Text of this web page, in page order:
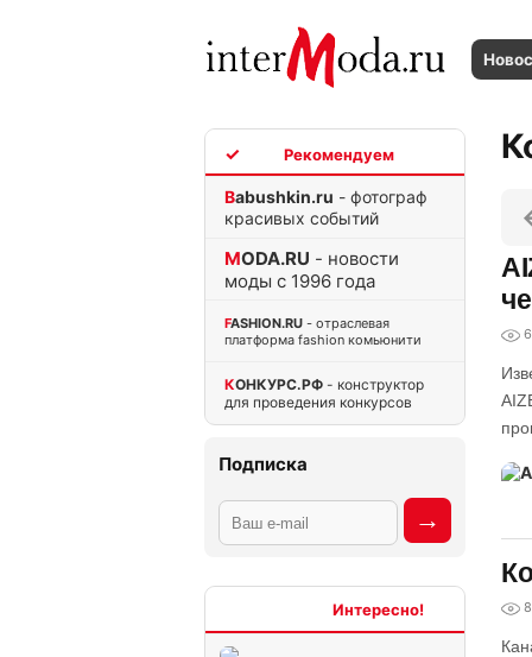
Babushkin.ru - фотограф
красивых событий
MODA.RU - новости
моды с 1996 года
FASHION.RU - отраслевая
платформа fashion комьюнити
КОНКУРС.РФ - конструктор
для проведения конкурсов
Подписка